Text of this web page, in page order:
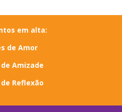
em alta:
de Amor
Amizade
Reflexão